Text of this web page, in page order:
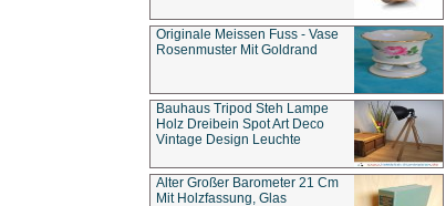
Originale Meissen Fuss - Vase
Rosenmuster Mit Goldrand
Bauhaus Tripod Steh Lampe
Holz Dreibein Spot Art Deco
Vintage Design Leuchte
Alter Großer Barometer 21 Cm
Mit Holzfassung, Glas